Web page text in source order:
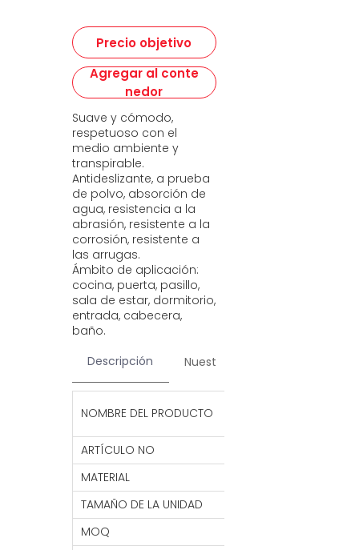
Precio objetivo
Agregar al conte
nedor
Suave y cómodo,
respetuoso con el
medio ambiente y
transpirable.
Antideslizante, a prueba
de polvo, absorción de
agua, resistencia a la
abrasión, resistente a la
corrosión, resistente a
las arrugas.
Ámbito de aplicación:
cocina, puerta, pasillo,
sala de estar, dormitorio,
entrada, cabecera,
baño.
Descripción
Nuestros servicios
NOMBRE DEL PRODUCTO
ARTÍCULO NO
MATERIAL
TAMAÑO DE LA UNIDAD
MOQ